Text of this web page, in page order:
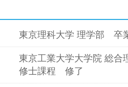
東京理科大学 理学部 卒
東京工業大学大学院 総合
修士課程 修了